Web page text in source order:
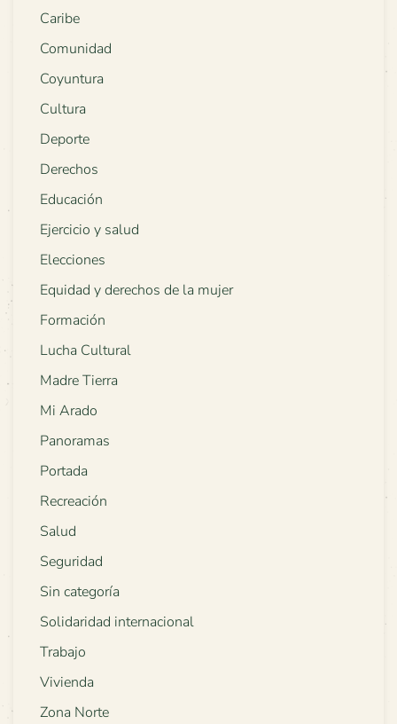
Caribe
Comunidad
Coyuntura
Cultura
Deporte
Derechos
Educación
Ejercicio y salud
Elecciones
Equidad y derechos de la mujer
Formación
Lucha Cultural
Madre Tierra
Mi Arado
Panoramas
Portada
Recreación
Salud
Seguridad
Sin categoría
Solidaridad internacional
Trabajo
Vivienda
Zona Norte